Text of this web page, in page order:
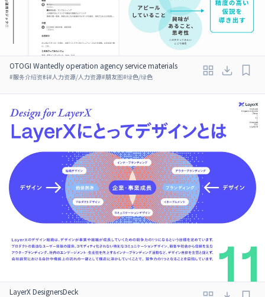
OTOGI Wantedly operation agency service materials
#服务介绍资料#人力资源/人力资源#朋友图#绿色/绿色
LayerX DesignersDeck